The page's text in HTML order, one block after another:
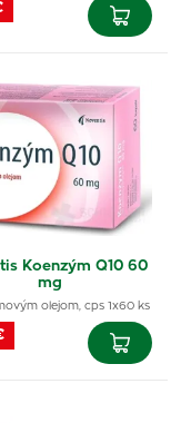
Koenzým Q10 60
mg
olejom, cps 1x60 ks